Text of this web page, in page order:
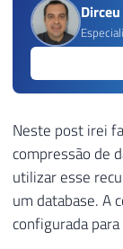
Neste post irei
compressão de
utilizar esse
um database. A
configurada